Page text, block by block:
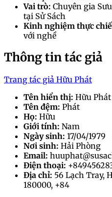
Vai trò: Chuyên gia
tại Sử Sách
Kinh nghiệm thực
với nghề
Thông tin tác giả
Trang tác giả Hữu Phát
Tên hiển thị: Hữu Phát
Tên đệm: Phát
Họ: Hữu
Giới tính: Nam
Ngày sinh: 17/04/1979
Nơi sinh: Hải Phòng
Email:
Điện thoại:
Địa chỉ: 56 Lạch Tray,
180000, +84